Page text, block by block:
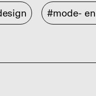
#mode-